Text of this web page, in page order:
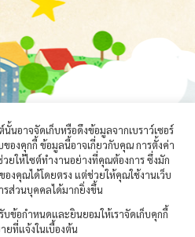
นอาจจัดเก็บหรือดึงข้อมูลจากเบราว์เซอร์
องคุกกี้ ข้อมูลนี้อาจเกี่ยวกับคุณ การตั้งค่า
ยให้ไซต์ทำงานอย่างที่คุณต้องการ ซึ่งมัก
งคุณได้โดยตรง แต่ช่วยให้คุณใช้งานเว็บ
รส่วนบุคคลได้มากยิ่งขึ้น
บข้อกำหนดและยินยอมให้เราจัดเก็บคุกกี้
ยที่แจ้งในเบื้องต้น